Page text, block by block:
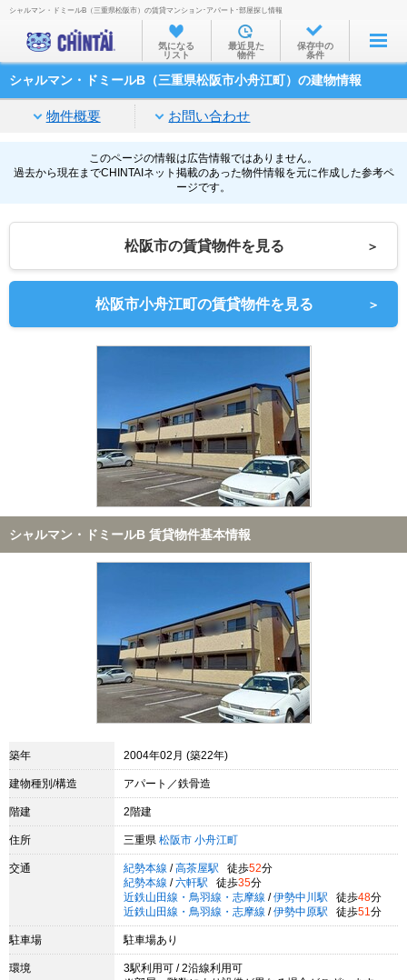
お部屋を探す
沿線・駅から
家賃相場から
通勤通学時間から
物件特集から
不動産会社から
TOP
シャルマン・ドミールB（三重県松阪市）の賃貸マンション･アパート･部屋探し情報
気になる
リスト
最近見た
物件
保存中の
条件
シャルマン・ドミールB（三重県松阪市小舟江町）の建物情報
物件概要 お問い合わせ
このページの情報は広告情報ではありません。
過去から現在までCHINTAIネット掲載のあった物件情報を元に作成した参考ペ
ージです。
松阪市の賃貸物件を見る ＞
松阪市小舟江町の賃貸物件を見る ＞
シャルマン・ドミールB 賃貸物件基本情報
築年 2004年02月 (築22年)
建物種別/構造 アパート／鉄骨造
階建 2階建
住所 三重県 松阪市 小舟江町
交通 紀勢本線 / 高茶屋駅 徒歩52分
紀勢本線 / 六軒駅 徒歩35分
近鉄山田線・鳥羽線・志摩線 / 伊勢中川駅 徒歩48分
近鉄山田線・鳥羽線・志摩線 / 伊勢中原駅 徒歩51 分
駐車場 駐車場あり
環境
3駅利用可 / 2沿線利用可